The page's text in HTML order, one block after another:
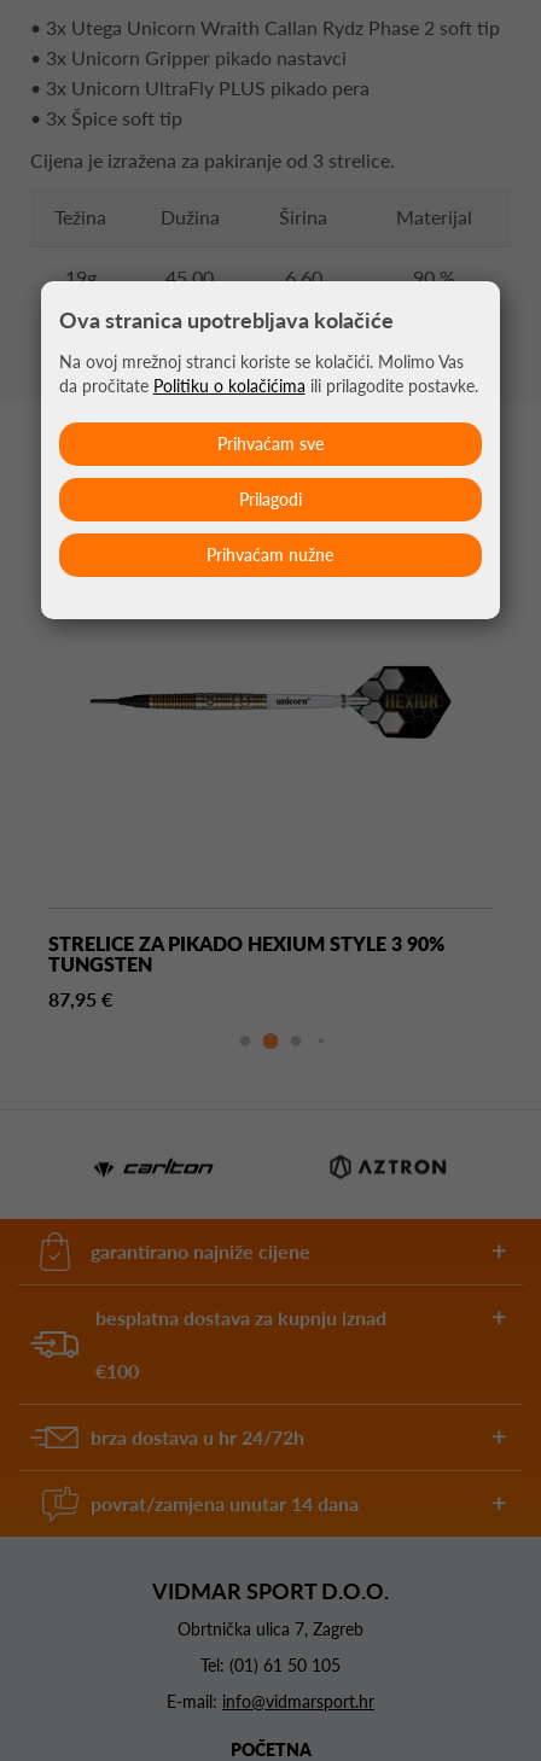
• 3x Utega Unicorn Wraith Callan Rydz Phase 2 soft tip
• 3x Unicorn Gripper pikado nastavci
• 3x Unicorn UltraFly PLUS pikado pera
• 3x Špice soft tip
Cijena je izražena za pakiranje od 3 strelice.
Težina Dužina Širina Materijal
19g
45.00
6.60
90 %
MOŽDA VAS ZANIMA
STRELICE ZA PIKADO HEXIUM STYLE 3 90%
TUNGSTEN
87,95 €
garantirano najniže cijene
besplatna dostava za kupnju iznad
€100
brza dostava u hr 24/72h
povrat/zamjena unutar 14 dana
VIDMAR SPORT D.O.O.
Obrtnička ulica 7, Zagreb
Tel: (01) 61 50 105
E-mail: info@vidmarsport.hr
POČETNA
Ova stranica upotrebljava kolačiće
Na ovoj mrežnoj stranci koriste se kolačići. Molimo Vas
da pročitate Politiku o kolačićima ili prilagodite postavke.
Prihvaćam nužne
Prilagodi
Prihvaćam sve